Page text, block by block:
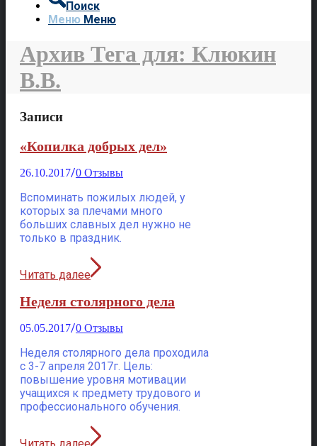
Поиск
Меню Меню
Архив Тега для: Клюкин
В.В.
Записи
«Копилка добрых дел»
26.10.2017/0 Отзывы
Вспоминать пожилых людей, у
которых за плечами много
больших славных дел нужно не
только в праздник.
Читать далее
Неделя столярного дела
05.05.2017/0 Отзывы
Неделя столярного дела проходила
с 3-7 апреля 2017г. Цель:
повышение уровня мотивации
учащихся к предмету трудового и
профессионального обучения.